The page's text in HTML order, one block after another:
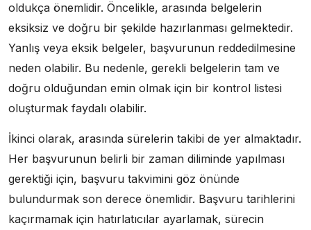
oldukça önemlidir. Öncelikle, arasında belgelerin
eksiksiz ve doğru bir şekilde hazırlanması gelmektedir.
Yanlış veya eksik belgeler, başvurunun reddedilmesine
neden olabilir. Bu nedenle, gerekli belgelerin tam ve
doğru olduğundan emin olmak için bir kontrol listesi
oluşturmak faydalı olabilir.
İkinci olarak, arasında sürelerin takibi de yer almaktadır.
Her başvurunun belirli bir zaman diliminde yapılması
gerektiği için, başvuru takvimini göz önünde
bulundurmak son derece önemlidir. Başvuru tarihlerini
kaçırmamak için hatırlatıcılar ayarlamak, sürecin